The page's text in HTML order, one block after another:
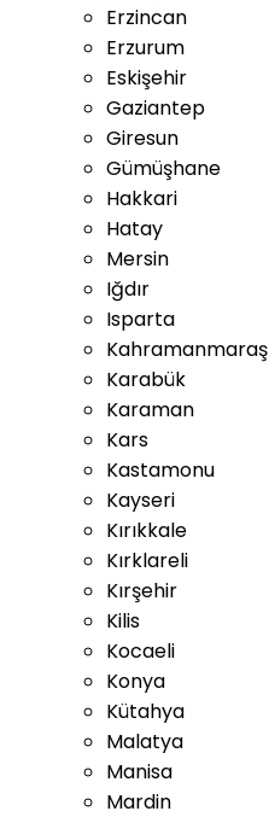
Erzincan
Erzurum
Eskişehir
Gaziantep
Giresun
Gümüşhane
Hakkari
Hatay
Mersin
Iğdır
Isparta
Kahramanmaraş
Karabük
Karaman
Kars
Kastamonu
Kayseri
Kırıkkale
Kırklareli
Kırşehir
Kilis
Kocaeli
Konya
Kütahya
Malatya
Manisa
Mardin